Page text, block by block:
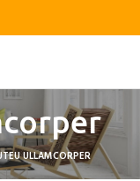
ULLAMCORPER